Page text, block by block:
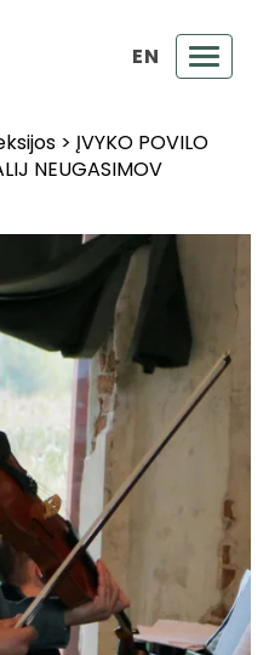
EN
> ĮVYKO POVILO
NEUGASIMOV